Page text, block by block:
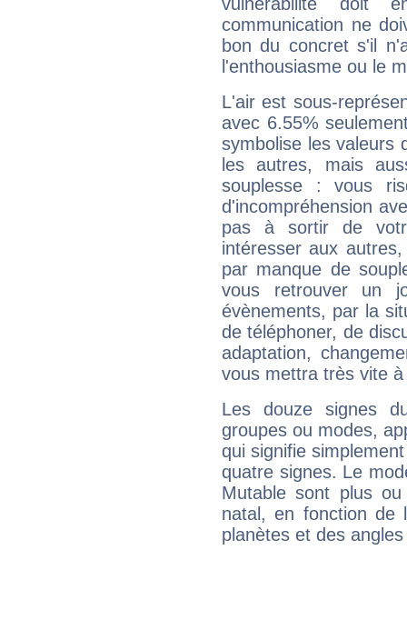
communication ne
bon du concret s'il
l'enthousiasme ou le
L'air est sous-
avec 6.55%
symbolise les valeurs
les autres, mais
souplesse : vous
d'incompréhension
pas à sortir de
intéresser aux
par manque de
vous retrouver un
évènements, par la
de téléphoner, de
adaptation,
vous mettra très vite
Les douze signes
groupes ou modes,
qui signifie
quatre signes. Le
Mutable sont plus
natal, en fonction de
planètes et des